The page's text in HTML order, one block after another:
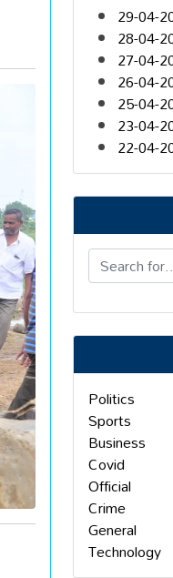
29-04-
28-04-
27-04-
26-04-
25-04-
23-04-
22-04-
Politics
Sports
Business
Covid
Official
Crime
General
Technology